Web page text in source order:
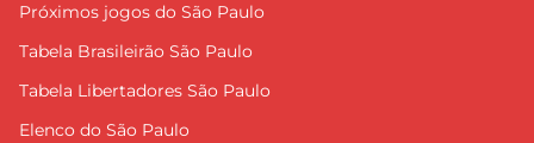
Próximos jogos do São Paulo
Tabela Brasileirão São Paulo
Tabela Libertadores São Paulo
Elenco do São Paulo